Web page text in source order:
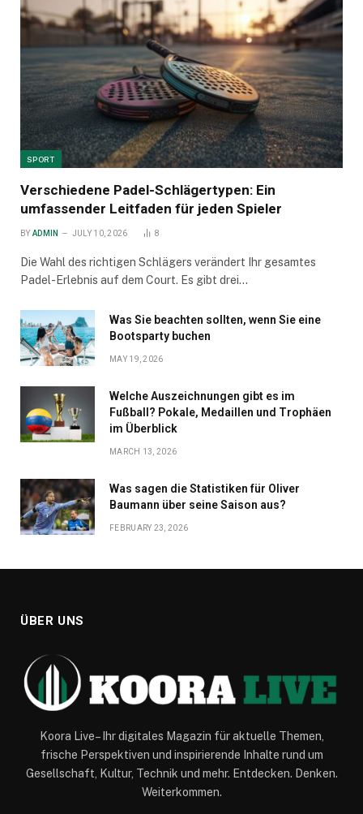
SPORT
Verschiedene Padel-Schlägertypen: Ein
umfassender Leitfaden für jeden Spieler
BY ADMIN JULY 10, 2026 8
Die Wahl des richtigen Schlägers verändert Ihr gesamtes
Padel-Erlebnis auf dem Court. Es gibt drei…
Was Sie beachten sollten, wenn Sie eine
Bootsparty buchen
MAY 19, 2026
Welche Auszeichnungen gibt es im
Fußball? Pokale, Medaillen und Trophäen
im Überblick
MARCH 13, 2026
Was sagen die Statistiken für Oliver
Baumann über seine Saison aus?
FEBRUARY 23, 2026
ÜBER UNS
Koora Live– Ihr digitales Magazin für aktuelle Themen,
frische Perspektiven und inspirierende Inhalte rund um
Gesellschaft, Kultur, Technik und mehr. Entdecken. Denken.
Weiterkommen.